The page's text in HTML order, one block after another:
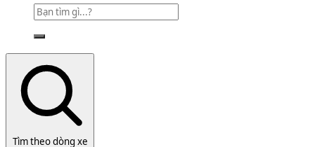
Tìm theo dòng xe